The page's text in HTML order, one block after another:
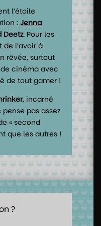
l’étoile
: Jenna
Deetz. Pour les
de l’avoir à
rêvée, surtout
cinéma avec
de tout gamer !
, incarné
pense pas assez
« second
que les autres !
?